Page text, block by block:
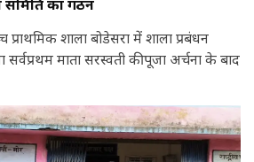
समिति का गठन
प्राथमिक शाला बोडेसरा में शाला प्रबंधन
माता सरस्वती की पूजा अर्चना के बाद